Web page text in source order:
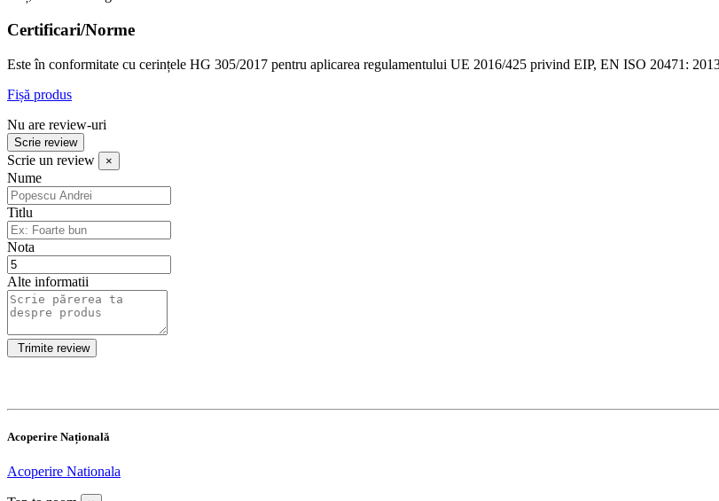
Certificari/Norme
Este în conformitate cu cerințele HG 305/2017 pentru aplicarea regulamentului UE 2016/425 privind EIP, EN ISO 20471:
Fișă produs
Nu are review-uri
Scrie review
Scrie un review ×
Nume
Titlu
Nota
Alte informatii
Acoperire Națională
Acoperire Nationala